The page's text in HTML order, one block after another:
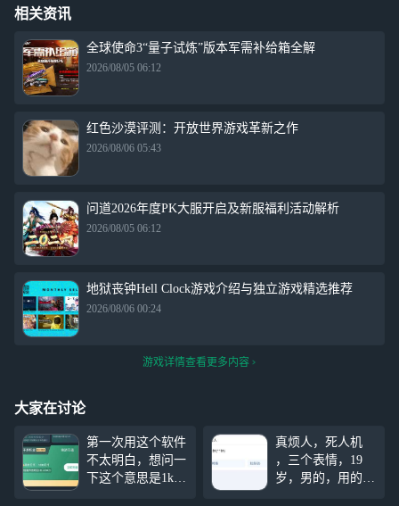
相关资讯
全球使命3“量子试炼”版本军需补给箱全解
2026/08/05 06:12
红色沙漠评测：开放世界游戏革新之作
2026/08/06 05:43
问道2026年度PK大服开启及新服福利活动解析
2026/08/05 06:12
地狱丧钟Hell Clock游戏介绍与独立游戏精选推荐
2026/08/06 00:24
游戏详情查看更多内容
大家在讨论
第一次用这个软件
不太明白，想问一
下这个意思是1k云
真烦人，死人机
，三个表情，19
岁，男的，用的手